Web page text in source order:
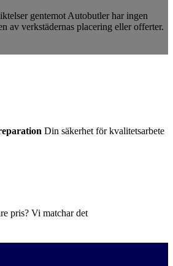
gentemot Autobutler har ingen
av verkstädernas placering eller offerter.
Din säkerhet för kvalitetsarbete
pris? Vi matchar det